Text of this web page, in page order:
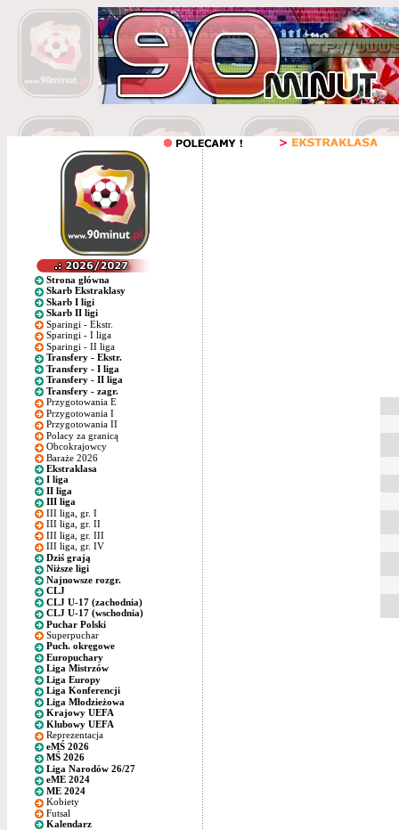
Strona główna
Skarb Ekstraklasy
Skarb I ligi
Skarb II ligi
Sparingi - Ekstr.
Sparingi - I liga
Sparingi - II liga
Transfery - Ekstr.
Transfery - I liga
Transfery - II liga
Transfery - zagr.
Przygotowania E
Przygotowania I
Przygotowania II
Polacy za granicą
Obcokrajowcy
Baraże 2026
Ekstraklasa
I liga
II liga
III liga
III liga, gr. I
III liga, gr. II
III liga, gr. III
III liga, gr. IV
Dziś grają
Niższe ligi
Najnowsze rozgr.
CLJ
CLJ U-17 (zachodnia)
CLJ U-17 (wschodnia)
Puchar Polski
Superpuchar
Puch. okręgowe
Europuchary
Liga Mistrzów
Liga Europy
Liga Konferencji
Liga Młodzieżowa
Krajowy UEFA
Klubowy UEFA
Reprezentacja
eMŚ 2026
MŚ 2026
Liga Narodów 26/27
eME 2024
ME 2024
Kobiety
Futsal
Kalendarz